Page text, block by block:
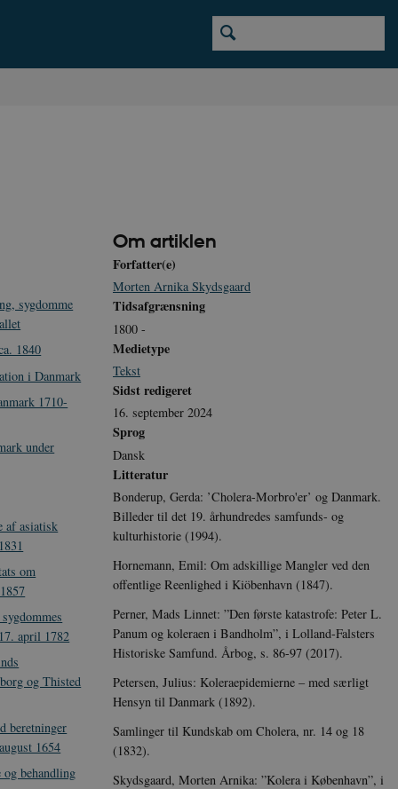
sygdomme
1840
i Danmark
1710-
under
af asiatisk
om
april 1782
og Thisted
beretninger
1654
behandling
Om artiklen
Forfatter(e)
Morten Arnika Skydsgaard
Tidsafgrænsning
1800 -
Medietype
Tekst
Sidst redigeret
16. september 2024
Sprog
Dansk
Litteratur
Bonderup, Gerda: ’Cholera-Morbro'er’ og Danmark.
Billeder til det 19. århundredes samfunds- og
kulturhistorie (1994).
Hornemann, Emil: Om adskillige Mangler ved den
offentlige Reenlighed i Kiöbenhavn (1847).
Perner, Mads Linnet: ”Den første katastrofe: Peter L.
Panum og koleraen i Bandholm”, i Lolland-Falsters
Historiske Samfund. Årbog, s. 86-97 (2017).
Petersen, Julius: Koleraepidemierne – med særligt
Hensyn til Danmark (1892).
Samlinger til Kundskab om Cholera, nr. 14 og 18
(1832).
Skydsgaard, Morten Arnika: ”Kolera i København”, i